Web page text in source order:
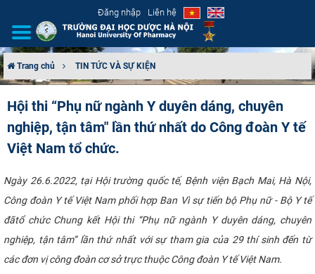
Đăng nhập Liên hệ
CƠ CẤU TỔ CHỨC
TUYỂN SINH
ĐÀO TẠO
ĐẢM BẢO CHẤT LƯỢNG
KHOA HỌC CÔNG NGHỆ
Trang chủ TIN TỨC VÀ SỰ KIỆN
Hội thi “Phụ nữ ngành Y duyên dáng, chuyên
nghiệp, tận tâm" lần thứ nhất do Công đoàn Y tế
Việt Nam tổ chức.
Ngày 26.6.2022, tại Hội trường quốc tế, Bệnh viện Bạch Mai, Hà Nội,
Công đoàn Y tế Việt Nam phối hợp Ban Vì sự tiến bộ Phụ nữ - Bộ Y tế
đãtổ chức Chung kết Hội thi “Phụ nữ ngành Y duyên dáng, chuyên
nghiệp, tận tâm” lần thứ nhất với sự tham gia của 29 thí sinh đến từ
các đơn vị công đoàn cơ sở trực thuộc Công đoàn Y tế Việt Nam.